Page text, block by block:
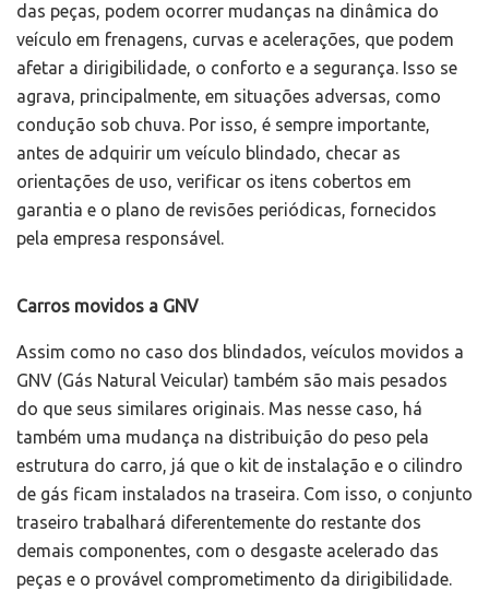
das peças, podem ocorrer mudanças na dinâmica do
veículo em frenagens, curvas e acelerações, que podem
afetar a dirigibilidade, o conforto e a segurança. Isso se
agrava, principalmente, em situações adversas, como
condução sob chuva. Por isso, é sempre importante,
antes de adquirir um veículo blindado, checar as
orientações de uso, verificar os itens cobertos em
garantia e o plano de revisões periódicas, fornecidos
pela empresa responsável.
Carros movidos a GNV
Assim como no caso dos blindados, veículos movidos a
GNV (Gás Natural Veicular) também são mais pesados
do que seus similares originais. Mas nesse caso, há
também uma mudança na distribuição do peso pela
estrutura do carro, já que o kit de instalação e o cilindro
de gás ficam instalados na traseira. Com isso, o conjunto
traseiro trabalhará diferentemente do restante dos
demais componentes, com o desgaste acelerado das
peças e o provável comprometimento da dirigibilidade.